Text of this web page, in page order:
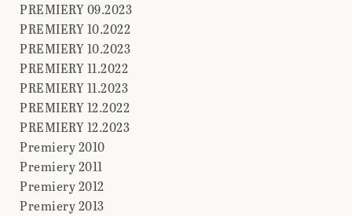
PREMIERY 09.2023
PREMIERY 10.2022
PREMIERY 10.2023
PREMIERY 11.2022
PREMIERY 11.2023
PREMIERY 12.2022
PREMIERY 12.2023
Premiery 2010
Premiery 2011
Premiery 2012
Premiery 2013